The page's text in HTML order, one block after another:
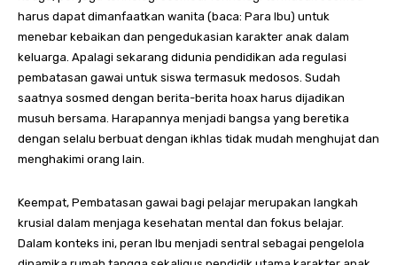
harus dapat dimanfaatkan wanita (baca: Para Ibu) untuk
menebar kebaikan dan pengedukasian karakter anak dalam
keluarga. Apalagi sekarang didunia pendidikan ada regulasi
pembatasan gawai untuk siswa termasuk medosos. Sudah
saatnya sosmed dengan berita-berita hoax harus dijadikan
musuh bersama. Harapannya menjadi bangsa yang beretika
dengan selalu berbuat dengan ikhlas tidak mudah menghujat dan
menghakimi orang lain.
Keempat, Pembatasan gawai bagi pelajar merupakan langkah
krusial dalam menjaga kesehatan mental dan fokus belajar.
Dalam konteks ini, peran Ibu menjadi sentral sebagai pengelola